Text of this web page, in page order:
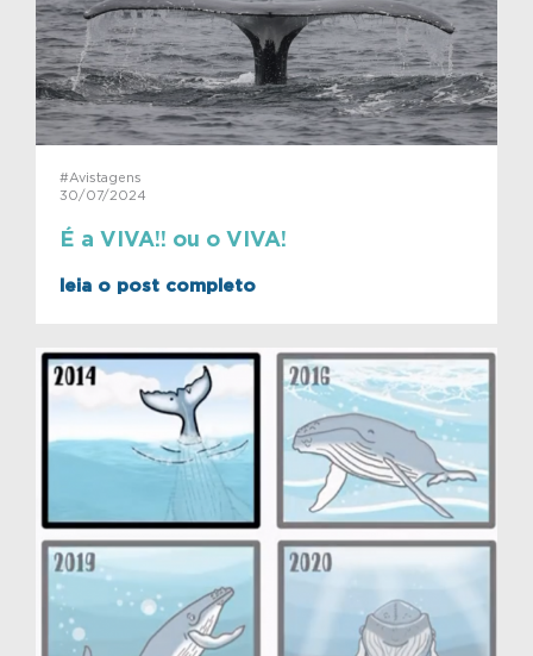
#Avistagens
30/07/2024
É a VIVA!! ou o VIVA!
leia o post completo